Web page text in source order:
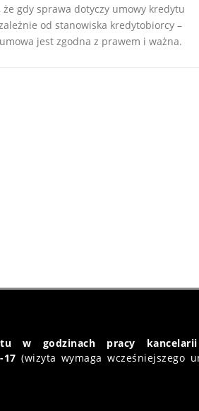
gdy sprawa dotyczy umowy kredytu
od stanowiska kredytobiorcy –
jest zgodna z prawem i ważna.
w godzinach pracy
17 (wizyta wymaga wcześniejszego